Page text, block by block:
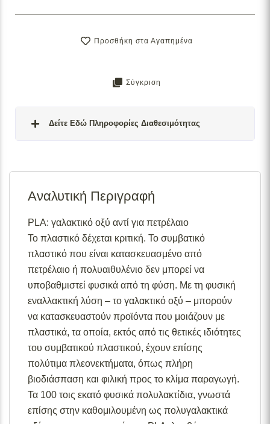
Προσθήκη στα Αγαπημένα
Σύγκριση
Δείτε Εδώ Πληροφορίες Διαθεσιμότητας
Διαθέσιμο κατόπιν παραγγελίας:
ημερομηνία εξόφλησης της παραγγελίας σας.
Σε απόθεμα (επιπλέον μπορεί να ζητηθεί κατόπιν
παραγγελίας): Μερική ποσότητα είναι άμεσα διαθέσιμη
για αποστολή και το υπόλοιπο σε 2 – 4 εβδομάδες από
την ημερομηνία εξόφλησης της παραγγελίας σας.
Για περισσότερες λεπτομέρειες σχετικά με τις
διαθεσιμότητες προϊόντων, παρακαλούμε επικοινωνήστε
μαζί μας στοinfo@skgecoshop.comή στο2315 005
998
Αναλυτική Περιγραφή
PLA: γαλακτικό οξύ αντί για πετρέλαιο
Το πλαστικό δέχεται κριτική. Το συμβατικό
πλαστικό που είναι κατασκευασμένο από
πετρέλαιο ή πολυαιθυλένιο δεν μπορεί να
υποβαθμιστεί φυσικά από τη φύση. Με τη φυσική
εναλλακτική λύση – το γαλακτικό οξύ – μπορούν
να κατασκευαστούν προϊόντα που μοιάζουν με
πλαστικά, τα οποία, εκτός από τις θετικές ιδιότητες
του συμβατικού πλαστικού, έχουν επίσης
πολύτιμα πλεονεκτήματα, όπως πλήρη
βιοδιάσπαση και φιλική προς το κλίμα παραγωγή.
Τα 100 τοις εκατό φυσικά πολυλακτίδια, γνωστά
επίσης στην καθομιλουμένη ως πολυγαλακτικά